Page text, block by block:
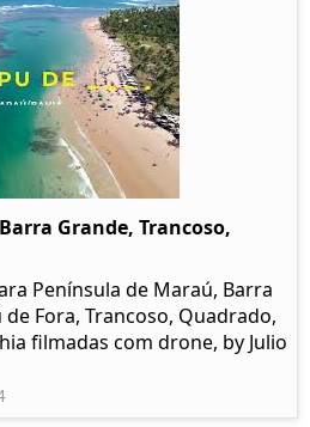
Grande, Trancoso,
Península de Maraú, Barra
Fora, Trancoso, Quadrado,
filmadas com drone, by Julio